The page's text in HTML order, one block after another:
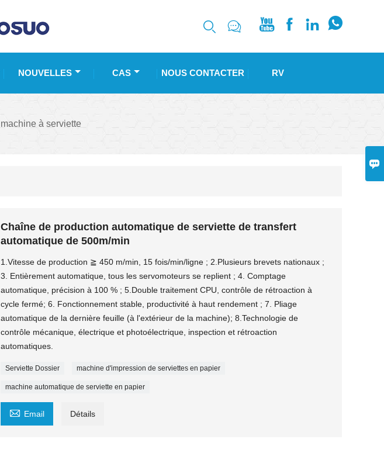

     
NOUVELLES CAS NOUS CONTACTER RV
machine à serviette
Chaîne de production automatique de serviette de transfert
automatique de 500m/min
1.Vitesse de production ≧ 450 m/min, 15 fois/min/ligne ; 2.Plusieurs brevets nationaux ;
3. Entièrement automatique, tous les servomoteurs se replient ; 4. Comptage
automatique, précision à 100 % ; 5.Double traitement CPU, contrôle de rétroaction à
cycle fermé; 6. Fonctionnement stable, productivité à haut rendement ; 7. Pliage
automatique de la dernière feuille (à l'extérieur de la machine); 8.Technologie de
contrôle mécanique, électrique et photoélectrique, inspection et rétroaction
automatiques.
Serviette Dossier machine d'impression de serviettes en papier
machine automatique de serviette en papier
 Email Détails